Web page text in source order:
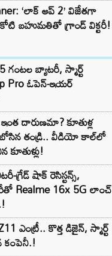
‘లాక్ అప్ 2’ విజేతగా
బహుమతితో గ్రాండ్ విక్టరీ!
గంటల బ్యాటరీ, స్మార్ట్
Pro ఓపెన్-ఇయర్
దారుణమా? కూతుళ్ల
తండ్రి.. వీడియో కాల్‌లో
కూతుళ్లు!
గ్రేడ్ షాక్ రెసిస్టన్స్,
Realme 16x 5G లాంచ్
ఎంట్రీ.. కొత్త డిజైన్, స్మార్ట్
కంపెనీ.!